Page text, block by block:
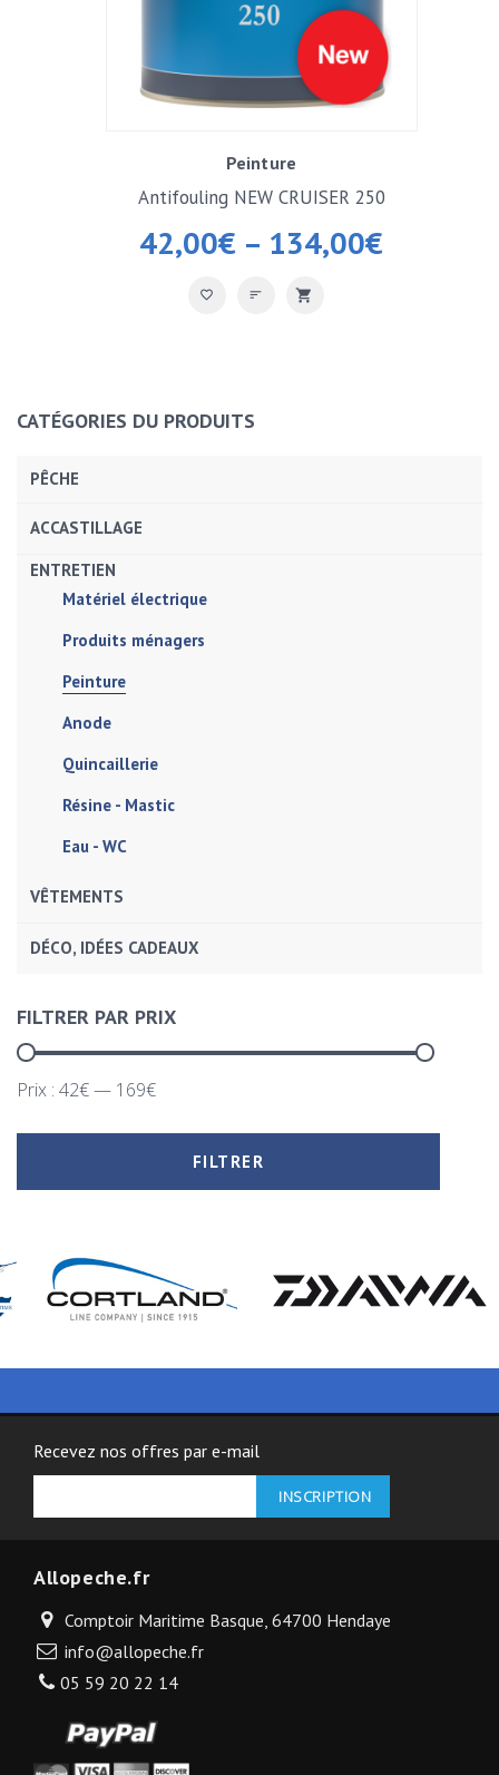
Peinture
42,00€ – 134,00€
Antifouling NEW CRUISER 250
CATÉGORIES DU PRODUITS
PÊCHE
ACCASTILLAGE
ENTRETIEN
Matériel électrique
Produits ménagers
Peinture
Anode
Quincaillerie
Résine - Mastic
Eau - WC
VÊTEMENTS
DÉCO, IDÉES CADEAUX
FILTRER PAR PRIX
FILTRER
Prix : 42€— 169€
Recevez nos offres par e-mail
Allopeche.fr
Comptoir Maritime Basque, 64700 Hendaye
info@allopeche.fr
05 59 20 22 14